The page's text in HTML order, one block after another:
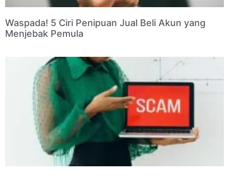
Waspada! 5 Ciri Penipuan Jual Beli Akun yang
Menjebak Pemula